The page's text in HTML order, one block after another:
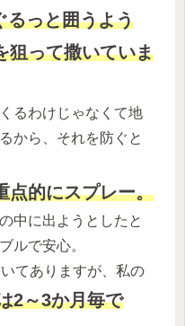
るっと囲うよう
狙って撒いていま
るわけじゃなくて地
から、それを防ぐと
点的にスプレー。
中に出ようとしたと
ルで安心。
てありますが、私の
2～3か月毎で